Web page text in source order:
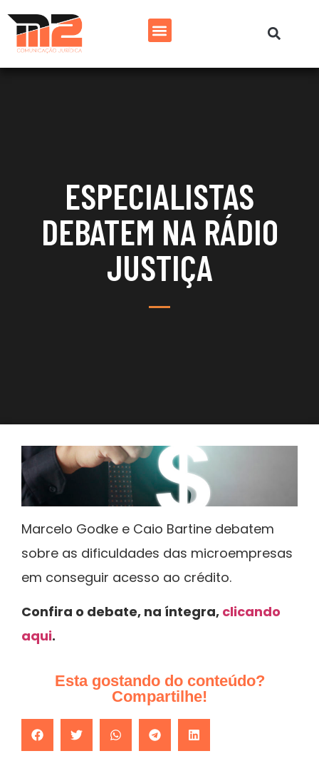
ESPECIALISTAS
DEBATEM NA RÁDIO
JUSTIÇA
Marcelo Godke e Caio Bartine debatem
sobre as dificuldades das microempresas
em conseguir acesso ao crédito.
Confira o debate, na íntegra, clicando
aqui.
Esta gostando do conteúdo?
Compartilhe!